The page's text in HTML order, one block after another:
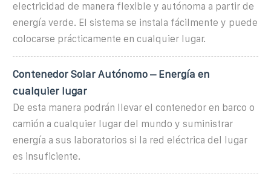
electricidad de manera flexible y autónoma a partir de
energía verde. El sistema se instala fácilmente y puede
colocarse prácticamente en cualquier lugar.
Contenedor Solar Autónomo – Energía en
cualquier lugar
De esta manera podrán llevar el contenedor en barco o
camión a cualquier lugar del mundo y suministrar
energía a sus laboratorios si la red eléctrica del lugar
es insuficiente.